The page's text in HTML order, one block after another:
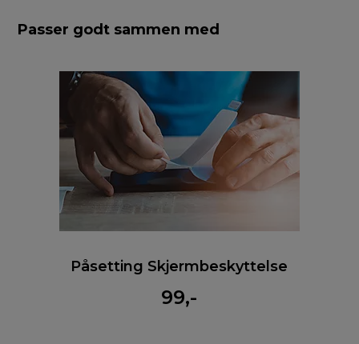
Passer godt sammen med
Påsetting Skjermbeskyttelse
99,-